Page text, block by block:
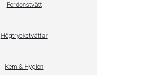
Fordonstvätt
Högtryckstvättar
Kem & Hygien